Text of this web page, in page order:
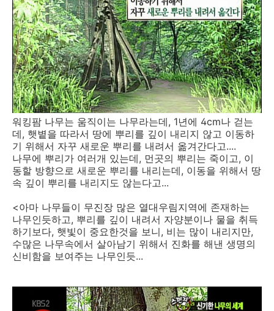
워킹팜 나무는 움직이는 나무라는데, 1년에 4cm나 걷는
데, 햇볕을 따라서 땅에 뿌리를 깊이 내리지 않고 이동하
기 위해서 자꾸 새로운 뿌리를 내려서 옮겨간다고....
나무에 뿌리가 여러개 있는데, 먼곳의 뿌리는 죽이고, 이
동할 방향으로 새로운 뿌리를 내리는데, 이동을 위해서 땅
속 깊이 뿌리를 내리지도 않는다고...
<아마 나무들이 무진장 많은 열대우림지역에 존재하는
나무인듯하고, 뿌리를 깊이 내려서 자양분이나 물을 취득
하기보다, 햇빛이 중요한것을 보니, 비는 많이 내리지만,
수많은 나무속에서 살아남기 위해서 진화를 해낸 생명의
신비함을 보여주는 나무인듯...